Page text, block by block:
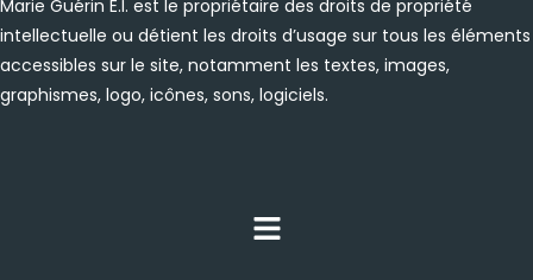
Marie Guérin E.I. est le propriétaire des droits de propriété
intellectuelle ou détient les droits d’usage sur tous les éléments
accessibles sur le site, notamment les textes, images,
graphismes, logo, icônes, sons, logiciels.